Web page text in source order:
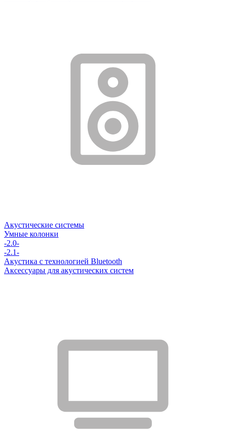
Акустические системы
Умные колонки
-2.0-
-2.1-
Акустика с технологией Bluetooth
Аксессуары для акустических систем